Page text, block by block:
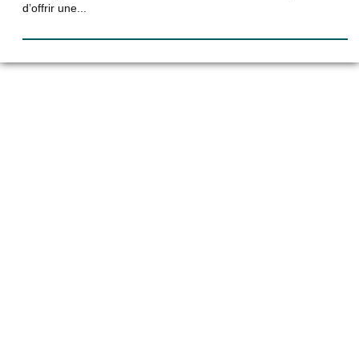
d’offrir une...